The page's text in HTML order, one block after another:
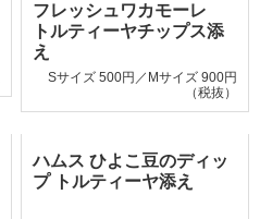
フレッシュワカモーレ
トルティーヤチップス添
え
Sサイズ 500円／Mサイズ 900円
（税抜）
ハムス ひよこ豆のディッ
プ トルティーヤ添え